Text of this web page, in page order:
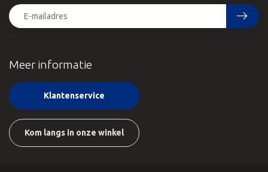
Meer informatie
Klantenservice
Kom langs in onze winkel